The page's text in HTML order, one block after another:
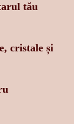
tău
cristale și